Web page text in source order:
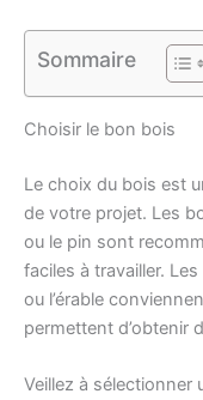
Sommaire
Choisir le bon bois
Le choix du bois est
de votre projet. Les
ou le pin sont
faciles à travailler.
ou l’érable
permettent d’obtenir
Veillez à